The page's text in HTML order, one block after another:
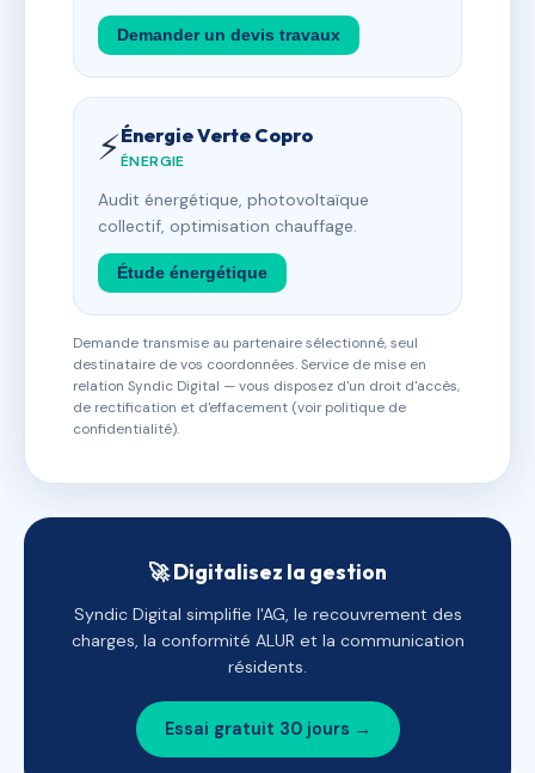
Demander un devis travaux
⚡Énergie Verte Copro
ÉNERGIE
Audit énergétique, photovoltaïque
collectif, optimisation chauffage.
Étude énergétique
Demande transmise au partenaire sélectionné, seul
destinataire de vos coordonnées. Service de mise en
relation Syndic Digital — vous disposez d'un droit d'accès,
de rectification et d'effacement (voir politique de
confidentialité).
🚀 Digitalisez la gestion
Syndic Digital simplifie l'AG, le recouvrement des
charges, la conformité ALUR et la communication
résidents.
Essai gratuit 30 jours →